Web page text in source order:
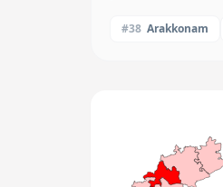
#38 Arakkonam